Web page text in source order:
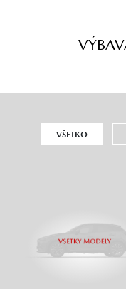
VŠETKO